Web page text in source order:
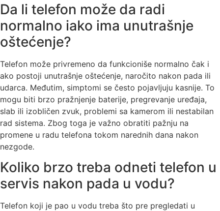
Da li telefon može da radi
normalno iako ima unutrašnje
oštećenje?
Telefon može privremeno da funkcioniše normalno čak i
ako postoji unutrašnje oštećenje, naročito nakon pada ili
udarca. Međutim, simptomi se često pojavljuju kasnije. To
mogu biti brzo pražnjenje baterije, pregrevanje uređaja,
slab ili izobličen zvuk, problemi sa kamerom ili nestabilan
rad sistema. Zbog toga je važno obratiti pažnju na
promene u radu telefona tokom narednih dana nakon
nezgode.
Koliko brzo treba odneti telefon u
servis nakon pada u vodu?
Telefon koji je pao u vodu treba što pre pregledati u